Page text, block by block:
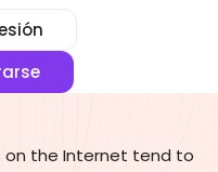
on the Internet tend to